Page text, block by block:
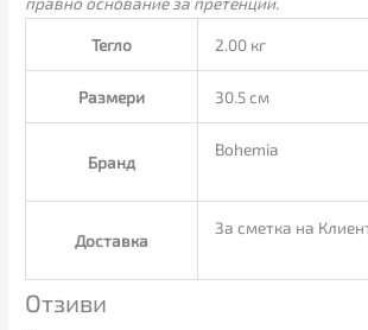
Тегло 2.00 кг
Размери 30.5 см
Бранд
Bohemia
Доставка
За сметка на
Отзиви